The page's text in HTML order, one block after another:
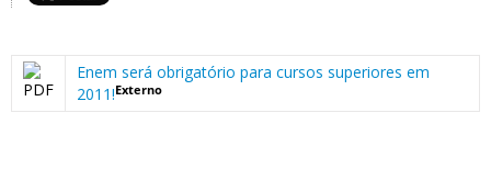
Enem será obrigatório para cursos superiores em
2011!Externo